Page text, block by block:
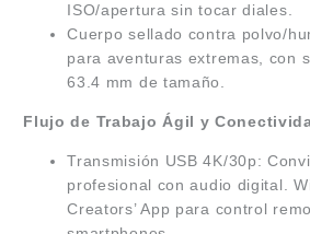
ISO/apertura sin tocar diales.
Cuerpo sellado contra polvo/
para aventuras extremas, con
63.4 mm de tamaño.
Flujo de Trabajo Ágil y
Transmisión USB 4K/30p:
profesional con audio digital.
Creators’ App para control